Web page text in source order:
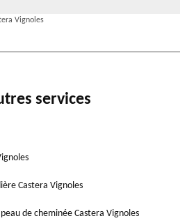
Vignoles
services
Castera Vignoles
de cheminée Castera Vignoles